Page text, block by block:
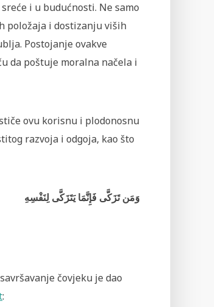
i u budućnosti. Ne samo
položaja i dostizanju viših
Postojanje ovakve
da poštuje moralna načela i
ovu korisnu i plodonosnu
razvoja i odgoja, kao što
وَمَن تَزَكَّى فَإِنَّمَا يَتَزَكَّى لِنَفْسِهِ
čovjeku je dao
: